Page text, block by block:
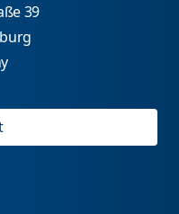
39